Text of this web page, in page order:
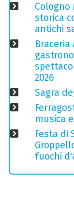
Cologno
storica
antichi
2026
Sagra
musica
Festa di
fuochi